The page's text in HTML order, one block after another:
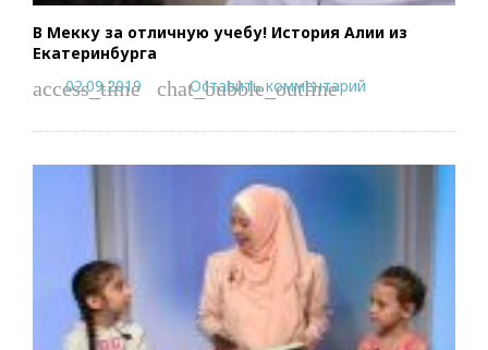
В Мекку за отличную учебу! История Алии из
Екатеринбурга
access_time
02.09.2019 chat_bubble_outline
Оставить комментарий